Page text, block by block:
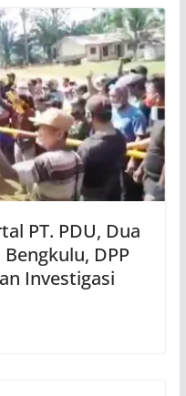
PT. PDU, Dua
DPP
Investigasi